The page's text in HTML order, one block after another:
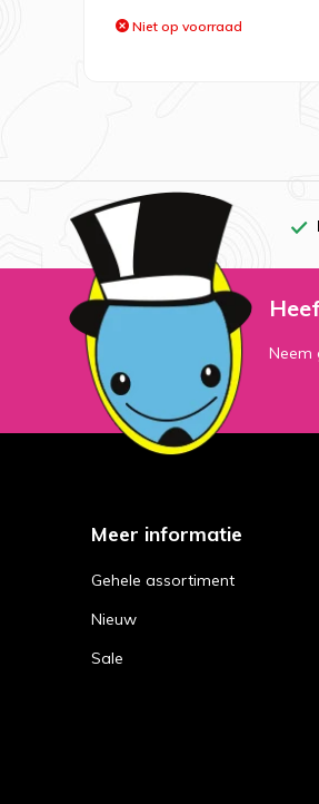
Niet op voorraad
Neem
Meer informatie
Gehele assortiment
Nieuw
Sale